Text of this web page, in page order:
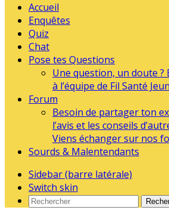
Accueil
Enquêtes
Quiz
Chat
Pose tes Questions
Une question, un doute ?
à l’équipe de Fil Santé
Forum
Besoin de partager ton
l’avis et les conseils
Viens échanger sur nos
Sourds & Malentendants
Sidebar (barre latérale)
Switch skin